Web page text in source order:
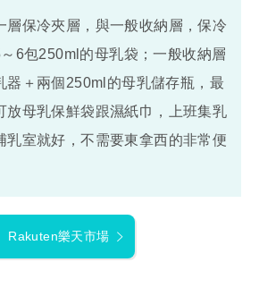
層保冷夾層，與一般收納層，保冷
6包250ml的母乳袋；一般收納層
器＋兩個250ml的母乳儲存瓶，最
放母乳保鮮袋跟濕紙巾，上班集乳
乳室就好，不需要東拿西的非常便
Rakuten樂天市場